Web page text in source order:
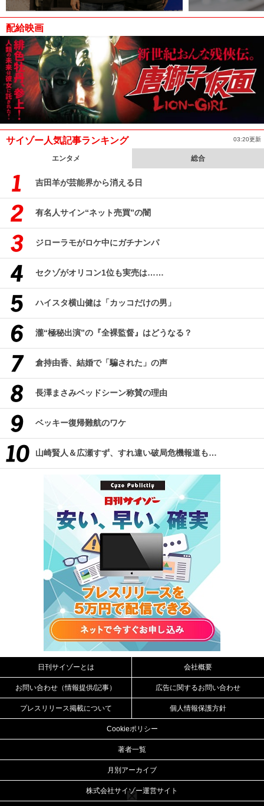
配給映画
サイゾー人気記事ランキング 03:20更新
エンタメ 総合
吉田羊が芸能界から消える日
有名人サイン“ネット売買”の闇
ジローラモがロケ中にガチナンパ
セクゾがオリコン1位も実売は……
ハイスタ横山健は「カッコだけの男」
瀧“極秘出演”の『全裸監督』はどうなる？
倉持由香、結婚で「騙された」の声
長澤まさみベッドシーン称賛の理由
ベッキー復帰難航のワケ
山崎賢人＆広瀬すず、すれ違い破局危機報道も…
日刊サイゾーとは 会社概要
お問い合わせ（情報提供/記事） 広告に関するお問い合わせ
プレスリリース掲載について 個人情報保護方針
Cookieポリシー
著者一覧
月別アーカイブ
株式会社サイゾー運営サイト